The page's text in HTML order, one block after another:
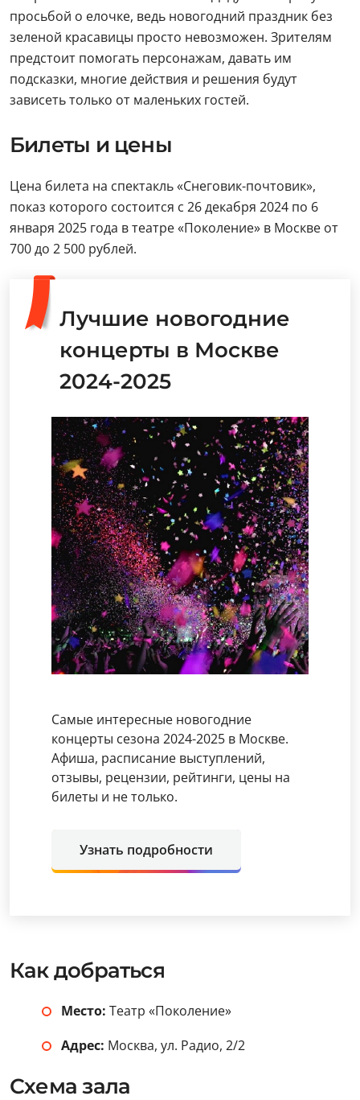
просьбой о елочке, ведь новогодний праздник без
зеленой красавицы просто невозможен. Зрителям
предстоит помогать персонажам, давать им
подсказки, многие действия и решения будут
зависеть только от маленьких гостей.
Билеты и цены
Цена билета на спектакль «Снеговик-почтовик»,
показ которого состоится с 26 декабря 2024 по 6
января 2025 года в театре «Поколение» в Москве от
700 до 2 500 рублей.
Лучшие новогодние
концерты в Москве
2024-2025
Самые интересные новогодние
концерты сезона 2024-2025 в Москве.
Афиша, расписание выступлений,
отзывы, рецензии, рейтинги, цены на
билеты и не только.
Узнать подробности
Как добраться
Место: Театр «Поколение»
Адрес: Москва, ул. Радио, 2/2
Схема зала